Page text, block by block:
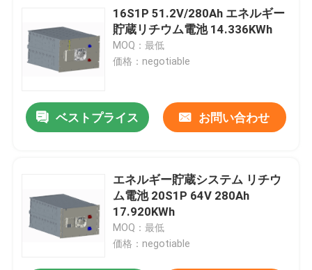
16S1P 51.2V/280Ah エネルギー
貯蔵リチウム電池 14.336KWh
MOQ：最低
価格：negotiable
ベストプライス お問い合わせ
エネルギー貯蔵システム リチウ
ム電池 20S1P ​​64V 280Ah
17.920KWh
MOQ：最低
価格：negotiable